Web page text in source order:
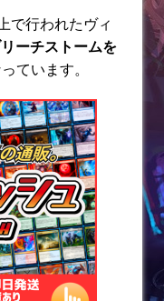
で行われたヴィ
ーチストームを
ています。